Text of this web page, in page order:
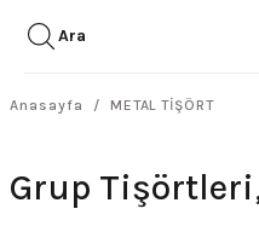
Ara
Anasayfa METAL TİŞÖRT
Grup